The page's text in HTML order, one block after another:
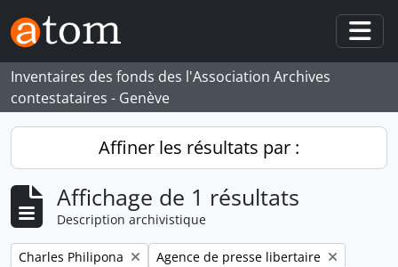
Skip to main content
Inventaires des fonds des l'Association Archives
contestataires - Genève
Affiner les résultats par :
Affichage de 1 résultats
Description archivistique
Remove filter:
Charles Philipona Remove filter:
Agence de presse libertaire